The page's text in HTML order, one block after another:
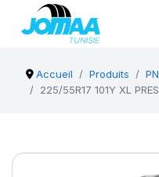
Accueil Produits
225/55R17 101Y XL